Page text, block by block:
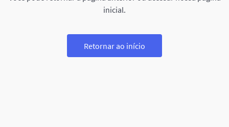
inicial.
Retornar ao início